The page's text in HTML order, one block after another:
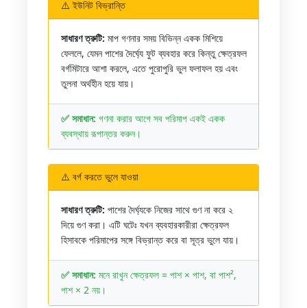
⚠️ ইউনিট বিভ্রান্তি
সাধারণ ত্রুটি: মাপ গণনার সময় বিভিন্ন একক মিশিয়ে
ফেললে, যেমন পাশের দৈর্ঘ্যে ফুট ব্যবহার করে কিন্তু ক্ষেত্রফল
বর্গমিটারে আশা করলে, এতে পুরোপুরি ভুল ফলাফল হয় এবং
তুলনা অর্থহীন হয়ে যায়।
✅ সমাধান: গণনা করার আগে সব পরিমাপ একই একক
ব্যবস্থায় রূপান্তর করুন।
⚠️ বর্গ করতে ভুলে যাওয়া
সাধারণ ত্রুটি: পাশের দৈর্ঘ্যকে নিজের সাথে গুণ না করে ২
দিয়ে গুণ করা। এটি ঘটেঃ যখন ব্যবহারকারীরা ক্ষেত্রফল
হিসাবকে পরিমাপের সঙ্গে বিভ্রান্ত করে বা সূত্র ভুলে যায়।
✅ সমাধান: মনে রাখুন ক্ষেত্রফল = পাশ × পাশ, বা পাশ²,
পাশ × 2 নয়।